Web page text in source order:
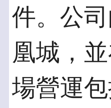
件。公
凰城，
場營運